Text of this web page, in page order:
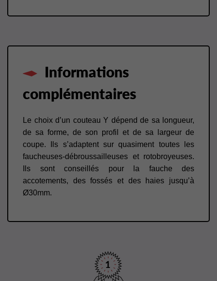
Informations
complémentaires
Le choix d’un couteau Y dépend de sa longueur,
de sa forme, de son profil et de sa largeur de
coupe. Ils s’adaptent sur quasiment toutes les
faucheuses-débroussailleuses et rotobroyeuses.
Ils sont conseillés pour la fauche des
accotements, des fossés et des haies jusqu’à
Ø30mm.